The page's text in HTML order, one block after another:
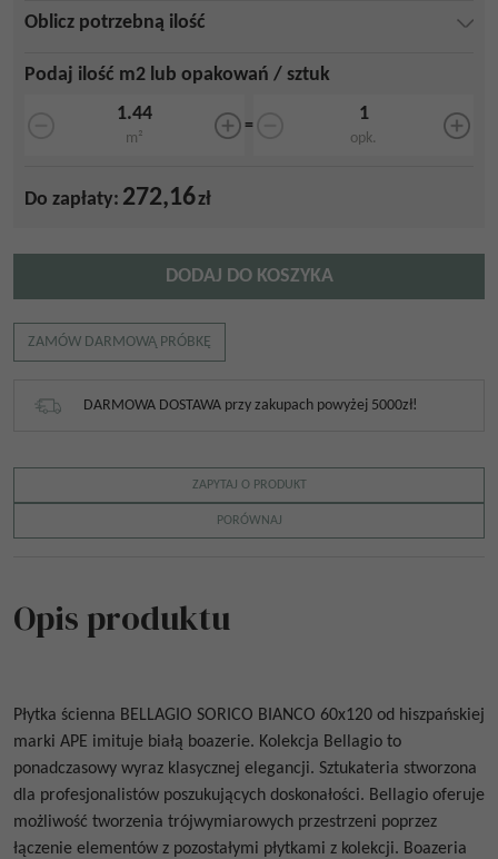
Oblicz potrzebną ilość
Podaj ilość m2 lub opakowań / sztuk
m²
=
opk.
Do zapłaty: 272,16zł
DODAJ DO KOSZYKA
ZAMÓW DARMOWĄ PRÓBKĘ
DARMOWA DOSTAWA przy zakupach powyżej 5000zł!
ZAPYTAJ O PRODUKT
PORÓWNAJ
Opis produktu
Płytka ścienna BELLAGIO SORICO BIANCO 60x120 od hiszpańskiej
marki APE imituje białą boazerie. Kolekcja Bellagio to
ponadczasowy wyraz klasycznej elegancji. Sztukateria stworzona
dla profesjonalistów poszukujących doskonałości. Bellagio oferuje
możliwość tworzenia trójwymiarowych przestrzeni poprzez
łączenie elementów z pozostałymi płytkami z kolekcji. Boazeria